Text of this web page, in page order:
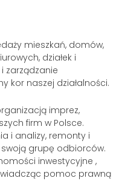
mieszkań, domów,
działek i
zarządzanie
kor naszej działalności.
imprez,
firm w Polsce.
i analizy, remonty i
grupę odbiorców.
inwestycyjne ,
pomoc prawną